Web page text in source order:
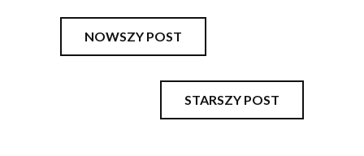
NOWSZY POST
STARSZY POST